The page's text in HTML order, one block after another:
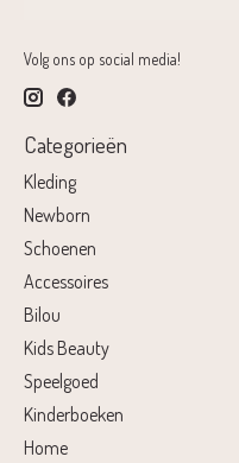
Volg ons op social media!
Categorieën
Kleding
Newborn
Schoenen
Accessoires
Bilou
Kids Beauty
Speelgoed
Kinderboeken
Home